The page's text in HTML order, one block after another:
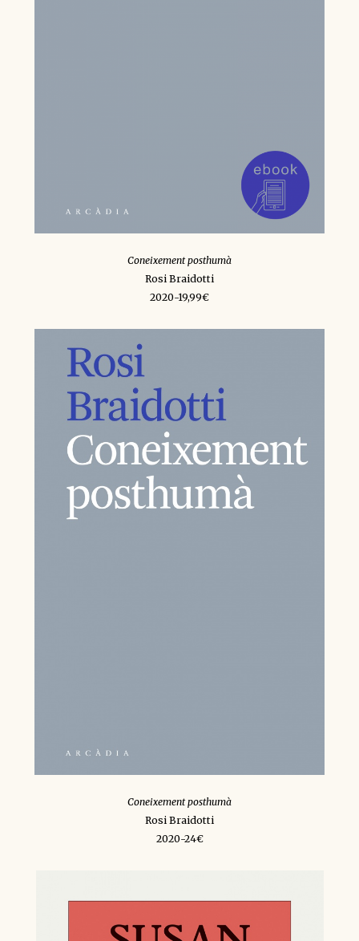
Coneixement posthumà
Rosi Braidotti
2020-19,99€
Coneixement posthumà
Rosi Braidotti
2020-24€